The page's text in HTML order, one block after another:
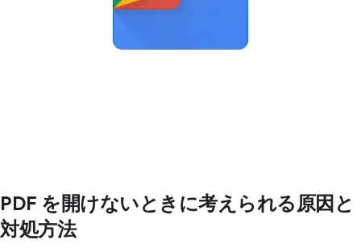
PDF を開けないときに考えられる原因と
対処方法